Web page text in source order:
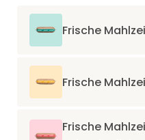
Frische
Herz), Kürbis 4,7%,
Calciumcarbonat
Frische
Kürbis 4,6%,
Frische